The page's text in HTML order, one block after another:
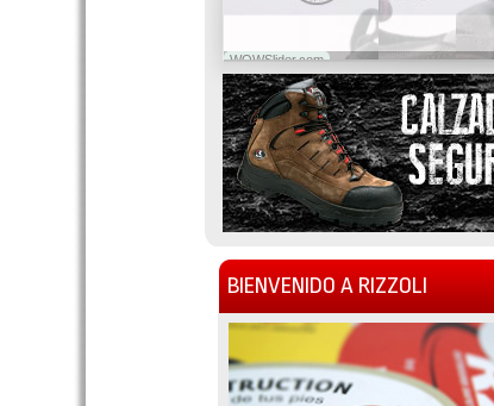
WOWSlider.com
BIENVENIDO A RIZZOLI